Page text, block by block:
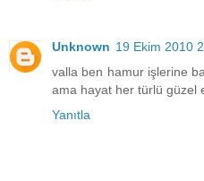
Unknown 19 Ekim 2010
valla ben hamur işlerine
ama hayat her türlü güzel
Yanıtla